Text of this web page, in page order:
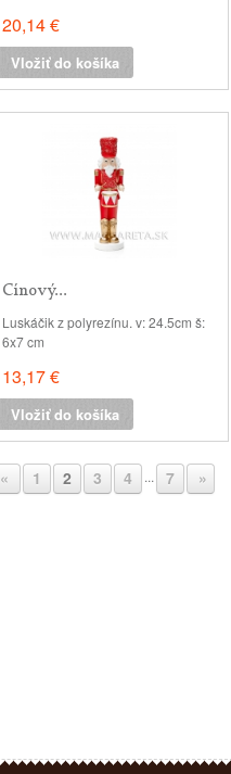
20,14 €
Vložiť do košíka
Cínový...
Luskáčik z polyrezínu. v: 24.5cm š:
6x7 cm
13,17 €
Vložiť do košíka
« 1 2 3 4 ... 7 »